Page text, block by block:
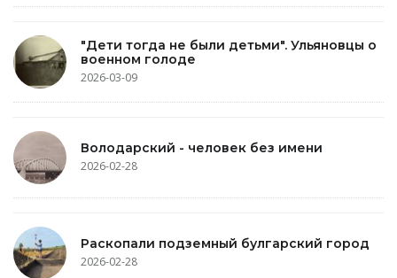
"Дети тогда не были детьми". Ульяновцы о
военном голоде
2026-03-09
Володарский - человек без имени
2026-02-28
Раскопали подземный булгарский город
2026-02-28